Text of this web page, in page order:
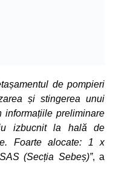
de pompieri
și stingerea unui
preliminare
izbucnit la hală de
Foarte alocate: 1 x
(Secția Sebeș)”, a